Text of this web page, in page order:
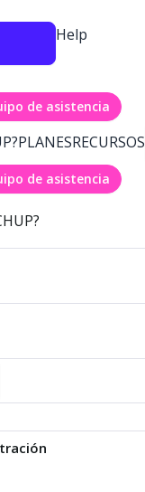
Help
de asistencia
PLANESRECURSOS
de asistencia